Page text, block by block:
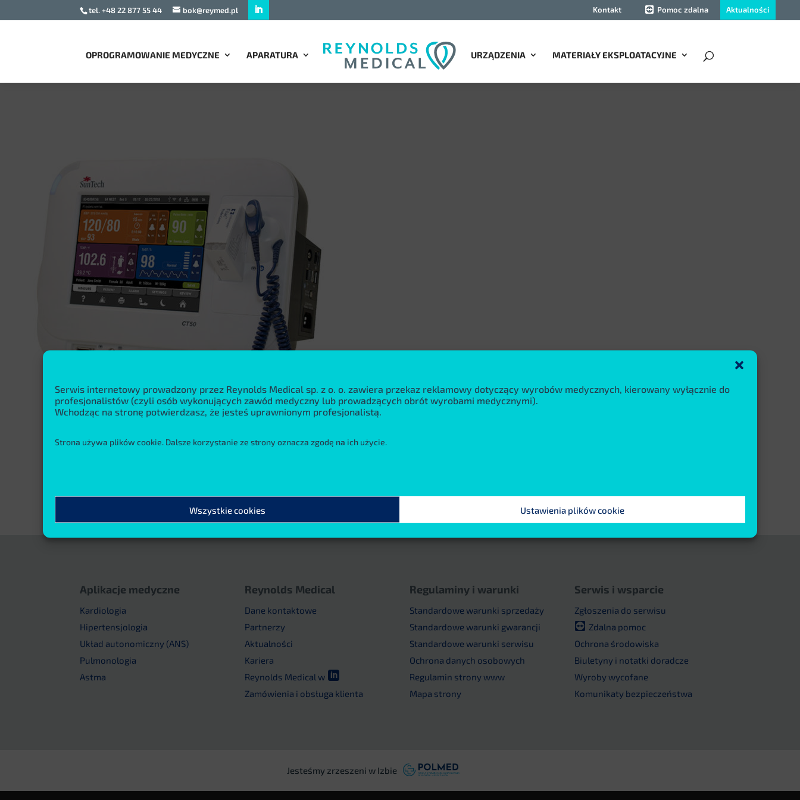
Serwis internetowy prowadzony przez Reynolds Medical sp. z o. o. zawiera przekaz reklamowy dotyczący wyrobów medycznych, kierowany wyłącznie do
profesjonalistów (czyli osób wykonujących zawód medyczny lub prowadzących obrót wyrobami medycznymi).
Wchodząc na stronę potwierdzasz, że jesteś uprawnionym profesjonalistą.
Strona używa plików cookie. Dalsze korzystanie ze strony oznacza zgodę na ich użycie.
Wszystkie cookies Ustawienia plików cookie
tel. +48 22 877 55 44 bok@reymed.pl Kontakt Pomoc zdalna Aktualności
OPROGRAMOWANIE MEDYCZNE APARATURA URZĄDZENIA MATERIAŁY EKSPLOATACYJNE
Aplikacje medyczne
Kardiologia
Hipertensjologia
Układ autonomiczny (ANS)
Pulmonologia
Astma
Reynolds Medical
Dane kontaktowe
Partnerzy
Aktualności
Kariera
Reynolds Medical w 
Zamówienia i obsługa klienta
Regulaminy i warunki
Standardowe warunki sprzedaży
Standardowe warunki gwarancji
Standardowe warunki serwisu
Ochrona danych osobowych
Regulamin strony www
Mapa strony
Serwis i wsparcie
Zgłoszenia do serwisu
Zdalna pomoc
Ochrona środowiska
Biuletyny i notatki doradcze
Wyroby wycofane
Komunikaty bezpieczeństwa
Jesteśmy zrzeszeni w Izbie